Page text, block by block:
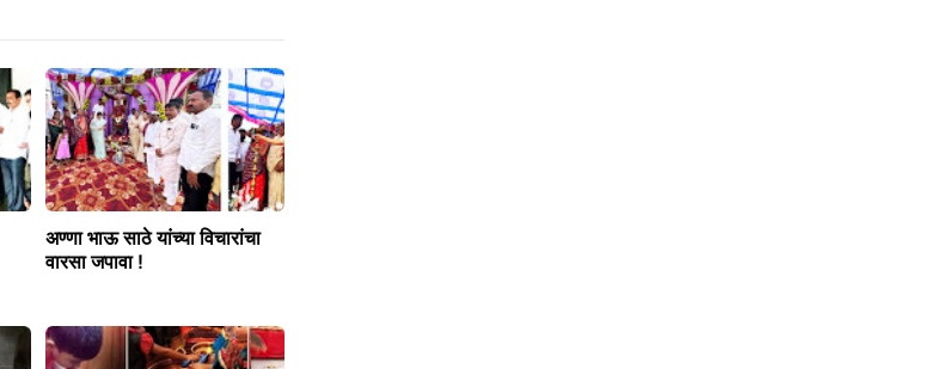
अण्णा भाऊ साठे यांच्या विचारांचा
वारसा जपावा !